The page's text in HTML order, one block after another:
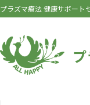
プラズマ療法 健康サポート